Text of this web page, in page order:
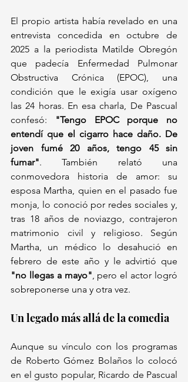
El propio artista había revelado en una
entrevista concedida en octubre de
2025 a la periodista Matilde Obregón
que padecía Enfermedad Pulmonar
Obstructiva Crónica (EPOC), una
condición que le exigía usar oxígeno
las 24 horas. En esa charla, De Pascual
confesó:
"Tengo EPOC porque no
entendí que el cigarro hace daño. De
joven fumé 20 años, tengo 45 sin
fumar". También relató una
conmovedora historia de amor: su
esposa Martha, quien en el pasado fue
monja, lo conoció por redes sociales y,
tras 18 años de noviazgo, contrajeron
matrimonio civil y religioso. Según
Martha, un médico lo desahució en
"no llegas a mayo", pero el actor logró
sobreponerse una y otra vez.
Un legado más allá de la comedia
Aunque su vínculo con los programas
de Roberto Gómez Bolaños lo colocó
en el gusto popular, Ricardo de Pascual